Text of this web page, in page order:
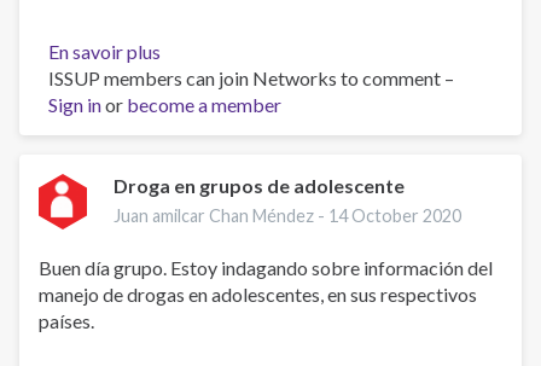
En savoir plus
Tratamiento
en
adicciones.
ISSUP members can join Networks to comment –
Sign inor become a member
Droga en grupos de adolescente
Juan amilcar Chan Méndez - 14 October 2020
Buen día grupo. Estoy indagando sobre información del
manejo de drogas en adolescentes, en sus respectivos
países.